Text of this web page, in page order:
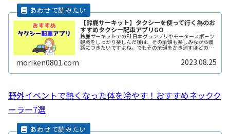
【鈴鹿サーキット】タクシーを使って行く為のお
すすめタクシー配車アプリGO
鈴鹿サーキットでのF1日本グランプリやモータースポーツ
観戦をしっかり楽しんだ後は、その余韻も楽しみながら岐
路につきたいですよね。でもその余韻をかき消すほどの混
由にイベントの途中で帰りたくもReadMore...
moriken0801.com 2023.08.25
野外イベントで熱くなった体を冷やす！おすすめネックク
ーラー7選